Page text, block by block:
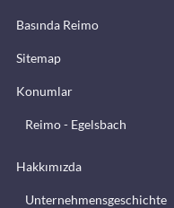
Basında Reimo
Sitemap
Konumlar
Reimo - Egelsbach
Hakkımızda
Unternehmensgeschichte